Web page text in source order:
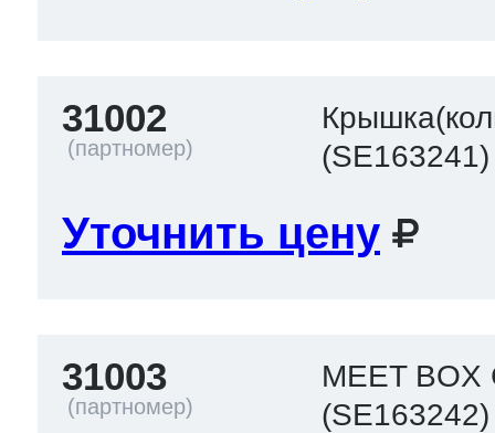
31002
(SE163241)
Уточнить цену
31003
MEET BOX
(SE163242)